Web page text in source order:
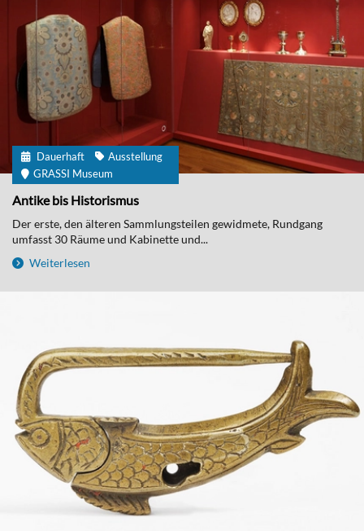
Dauerhaft
Ausstellung
GRASSI Museum
Antike bis Historismus
Der erste, den älteren Sammlungsteilen gewidmete, Rundgang
umfasst 30 Räume und Kabinette und...
Weiterlesen